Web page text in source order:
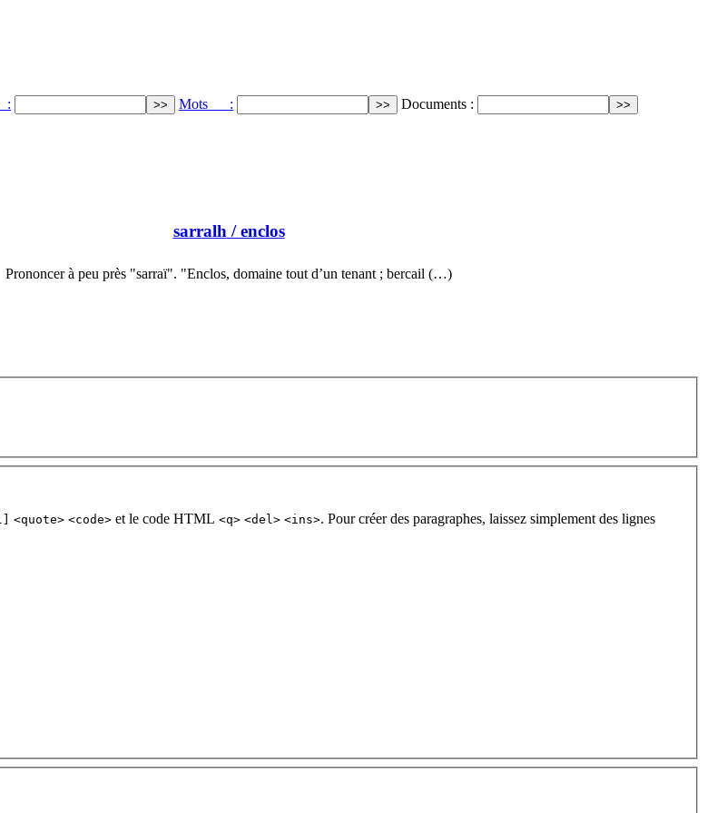
: Mots : Documents :
sarralh/ enclos
Prononcer à peu près "sarraï". "Enclos, domaine tout d’un tenant ; bercail (…)
<quote> <code> et le code HTML <q> <del> <ins>. Pour créer des paragraphes, laissez simplement des lignes